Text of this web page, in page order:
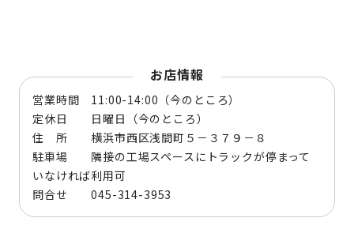
お店情報
営業時間 11:00-14:00（今のところ）
定休日 日曜日（今のところ）
住 所 横浜市西区浅間町５－３７９－８
駐車場 隣接の工場スペースにトラックが停まって
いなければ利用可
問合せ 045-314-3953